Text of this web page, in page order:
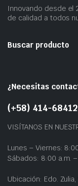
Innovando desde el
de calidad a todos
Buscar producto
¿Necesitas
(+58) 414-
VISÍTANOS EN
Lunes – Viernes:
Sábados: 8:00 a.m.
Ubicación: Edo.